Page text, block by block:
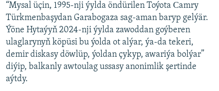
“Mysal üçin, 1995-nji ýylda öndürilen Toýota Сamry
Türkmenbaşydan Garabogaza sag-aman baryp gelýär.
Ýöne Hytaýyň 2024-nji ýylda zawoddan goýberen
ulaglarynyň köpüsi bu ýolda ot alýar, ýa-da tekeri,
demir diskasy döwlüp, ýoldan çykyp, awariýa bolýar”
diýip, balkanly awtoulag ussasy anonimlik şertinde
aýtdy.